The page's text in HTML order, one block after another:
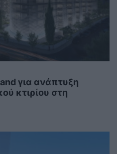
για ανάπτυξη
κτιρίου στη